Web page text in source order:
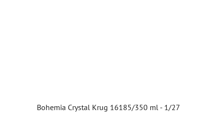
Bohemia Crystal Krug 16185/350 ml - 1/27